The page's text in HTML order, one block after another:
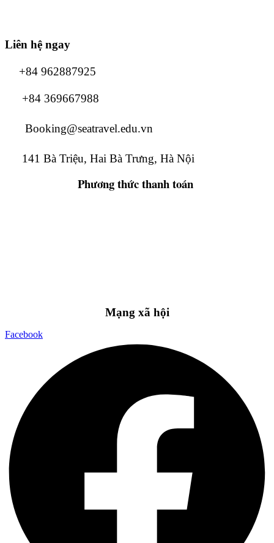
Liên hệ ngay
+84 962887925
+84 369667988
Booking@seatravel.edu.vn
141 Bà Triệu, Hai Bà Trưng, Hà Nội
Phương thứcthanh toán
Mạng xã hội
Facebook